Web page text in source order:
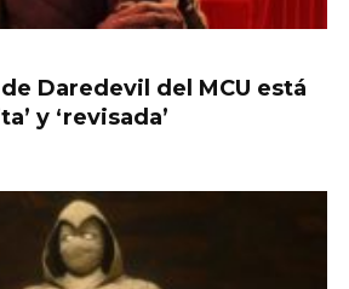
Daredevil del MCU está
y ‘revisada’